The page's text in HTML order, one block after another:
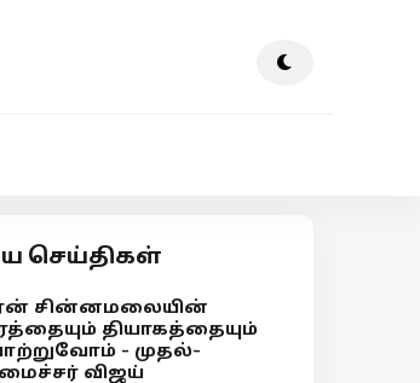
செய்திகள்
சின்னமலையின்
தியாகத்தையும்
- முதல்-
விஜய்